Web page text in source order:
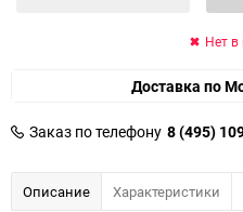
Нет в
Доставка по
Заказ по телефону 8 (495)
Описание Характеристики